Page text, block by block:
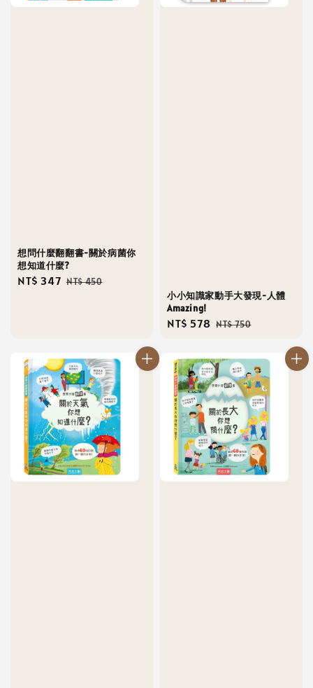
想問什麼翻翻書-關於病菌你
想知道什麼?
Sale
NT$ 347 Regular
NT$ 450
小小知識家動手大發現-人體
Amazing!
Sale
NT$ 578 Regular
NT$ 750